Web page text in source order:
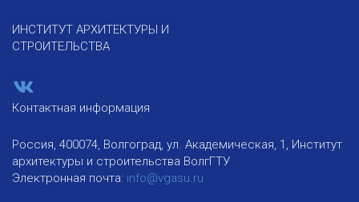
ИНСТИТУТ АРХИТЕКТУРЫ И
СТРОИТЕЛЬСТВА
Контактная информация
Россия, 400074, Волгоград, ул. Академическая, 1, Институт
архитектуры и строительства ВолгГТУ
Электронная почта: info@vgasu.ru